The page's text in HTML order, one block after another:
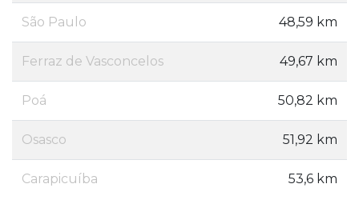
São Paulo 48,59 km
Ferraz de Vasconcelos 49,67 km
Poá 50,82 km
Osasco 51,92 km
Carapicuíba 53,6 km